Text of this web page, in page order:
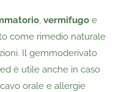
, vermifugo e
come rimedio naturale
Il gemmoderivato
ed è utile anche in caso
orale e allergie